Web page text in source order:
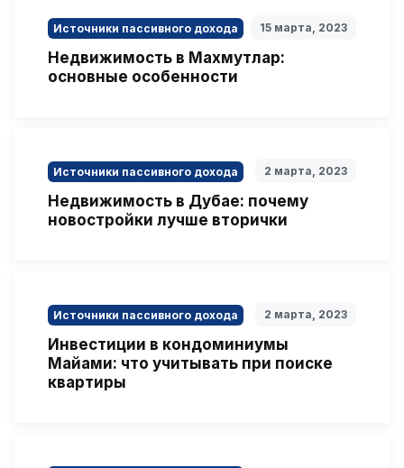
Источники пассивного дохода 15 марта, 2023
Недвижимость в Махмутлар:
основные особенности
Источники пассивного дохода 2 марта, 2023
Недвижимость в Дубае: почему
новостройки лучше вторички
Источники пассивного дохода 2 марта, 2023
Инвестиции в кондоминиумы
Майами: что учитывать при поиске
квартиры